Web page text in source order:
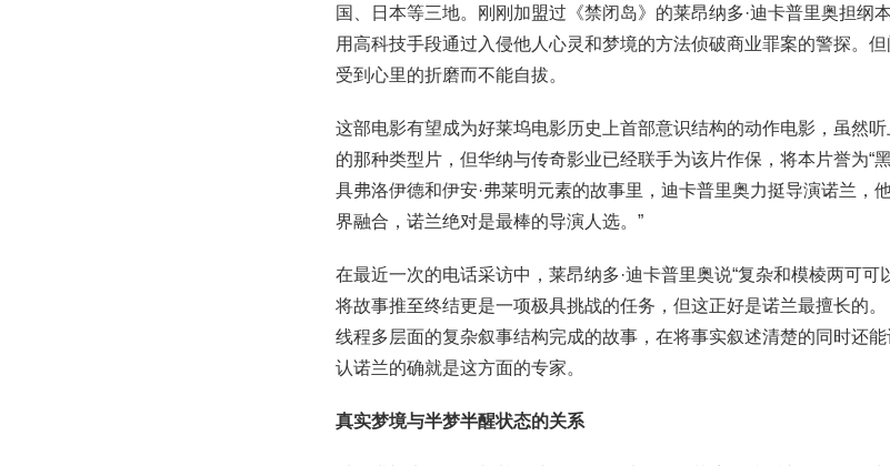
国、日本等三地。刚刚加盟过《禁闭岛》的莱昂纳多·迪卡普里奥担纲
用高科技手段通过入侵他人心灵和梦境的方法侦破商业罪案的警探。
受到心里的折磨而不能自拔。
这部电影有望成为好莱坞电影历史上首部意识结构的动作电影，虽然
的那种类型片，但华纳与传奇影业已经联手为该片作保，将本片誉为“
具弗洛伊德和伊安·弗莱明元素的故事里，迪卡普里奥力挺导演诺兰，
界融合，诺兰绝对是最棒的导演人选。”
在最近一次的电话采访中，莱昂纳多·迪卡普里奥说“复杂和模棱两可可
将故事推至终结更是一项极具挑战的任务，但这正好是诺兰最擅长的
线程多层面的复杂叙事结构完成的故事，在将事实叙述清楚的同时还
认诺兰的确就是这方面的专家。
真实梦境与半梦半醒状态的关系